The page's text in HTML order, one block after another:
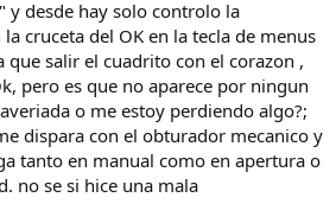
y desde hay solo controlo la
cruceta del OK en la tecla de menus
salir el cuadrito con el corazon ,
pero es que no aparece por ningun
o me estoy perdiendo algo?;
dispara con el obturador mecanico y
tanto en manual como en apertura o
no se si hice una mala